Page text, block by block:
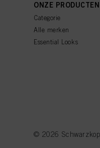
ONZE PRODUCTEN
Categorie
Alle merken
Essential Looks
© 2026